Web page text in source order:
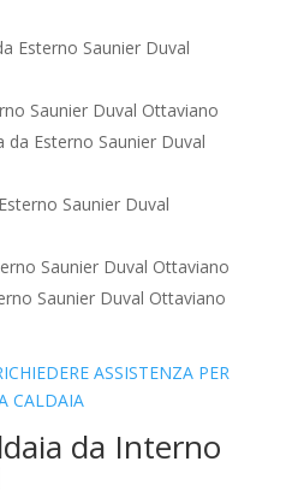
Esterno Saunier Duval
Saunier Duval Ottaviano
da Esterno Saunier Duval
Saunier Duval
Saunier Duval Ottaviano
Saunier Duval Ottaviano
ASSISTENZA PER
CALDAIA
da Interno